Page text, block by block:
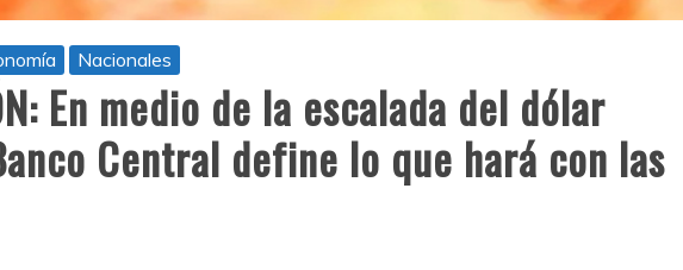
Nacionales
En medio de la escalada del dólar
Central define lo que hará con las